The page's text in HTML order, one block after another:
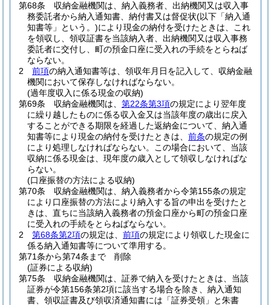
第68条
収納金融機関は、納入義務者、出納機関又は収入事
務委託者から納入通知書、納付書又は督促状(以下「納入通
知書等」という。)により現金の納付を受けたときは、これ
を領収し、領収証書を当該納入者、出納機関又は収入事務
委託者に交付し、町の預金口座に受入れの手続をとらねば
ならない。
2
前項の納入通知書等は、領収年月日を記入して、収納金融
機関において保存しなければならない。
(過年度収入に係る現金の収納)
第69条
収納金融機関は、 第22条第3項の規定により翌年度
に繰り越したものに係る収入金又は当該年度の歳出に戻入
することができる期限を経過した返納金について、納入通
知書等により現金の納付を受けたときは、 前条の規定の例
により処理しなければならない。
この場合において、当該
収納に係る現金は、現年度の歳入として領収しなければな
らない。
(口座振替の方法による収納)
第70条
収納金融機関は、納入義務者から令第155条の規定
により口座振替の方法により納入する旨の申出を受けたと
きは、直ちに当該納入義務者の預金口座から町の預金口座
に受入れの手続をとらねばならない。
2
第68条第2項の規定は、 前項の規定により領収した現金に
係る納入通知書等について準用する。
第71条から第74条まで
削除
(証券による収納)
第75条
収納金融機関は、証券で納入を受けたときは、当該
証券が令第156条第2項に該当する場合を除き、納入通知
書、領収証書及び領収済通知書には「証券受領」と朱書